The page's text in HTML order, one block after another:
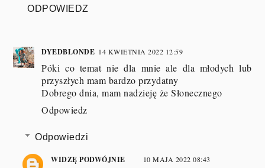
ODPOWIEDZ
DYEDBLONDE 14 KWIETNIA 2022 12:59
Póki co temat nie dla mnie ale dla młodych lub
przyszłych mam bardzo przydatny
Dobrego dnia, mam nadzieję że Słonecznego
Odpowiedz
Odpowiedzi
WIDZĘ PODWÓJNIE 10 MAJA 2022 08:43